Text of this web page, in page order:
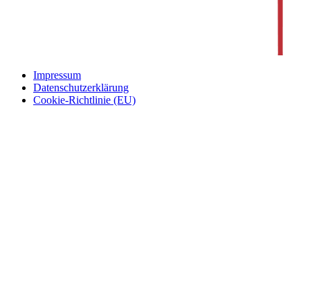
Impressum
Datenschutzerklärung
Cookie-Richtlinie (EU)